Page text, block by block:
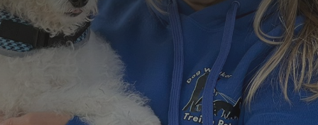
Formulário de Contato